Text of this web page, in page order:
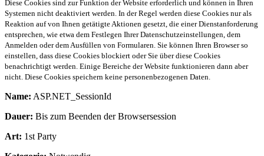
Diese Cookies sind zur Funktion der Website erforderlich und können in Ihren
Systemen nicht deaktiviert werden. In der Regel werden diese Cookies nur als
Reaktion auf von Ihnen getätigte Aktionen gesetzt, die einer Dienstanforderung
entsprechen, wie etwa dem Festlegen Ihrer Datenschutzeinstellungen, dem
Anmelden oder dem Ausfüllen von Formularen. Sie können Ihren Browser so
einstellen, dass diese Cookies blockiert oder Sie über diese Cookies
benachrichtigt werden. Einige Bereiche der Website funktionieren dann aber
nicht. Diese Cookies speichern keine personenbezogenen Daten.
Name: ASP.NET_SessionId
Dauer: Bis zum Beenden der Browsersession
Art: 1st Party